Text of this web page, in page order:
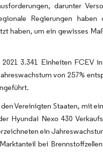
darunter
Regierungen
haben, um ein gewisses
3.341 Einheiten FCEV
von 257%
Vereinigten Staaten, mit
Hyundai Nexo 430
ein
bei